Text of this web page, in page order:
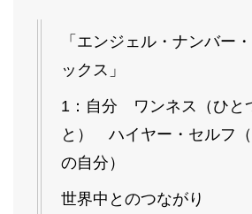
「エンジェル・ナンバー
ックス」
1：自分 ワンネス（ひと
と） ハイヤー・セルフ
の自分）
世界中とのつながり